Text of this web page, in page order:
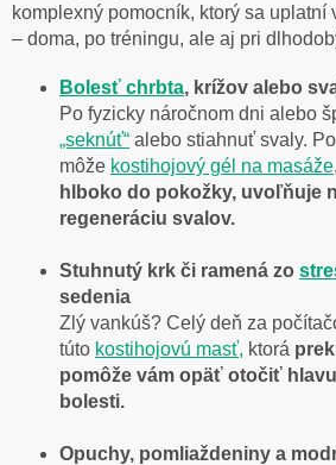
komplexný pomocník, ktorý sa uplatní
– doma, po tréningu, ale aj pri
Bolesť chrbta, krížov alebo
Po fyzicky náročnom dni alebo
„seknúť“ alebo stiahnuť svaly.
môže kostihojový gél na masáže
hlboko do pokožky, uvoľňuje
regeneráciu svalov.
Stuhnutý krk či ramená zo
sedenia
Zlý vankúš? Celý deň za
túto kostihojovú masť, ktorá
pomôže vám opäť otočiť
bolesti.
Opuchy, pomliaždeniny a